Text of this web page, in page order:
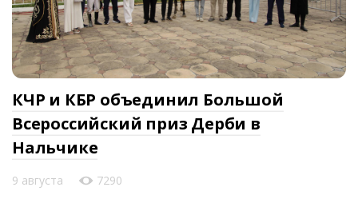
КЧР и КБР объединил Большой
Всероссийский приз Дерби в
Нальчике
9 августа 7290